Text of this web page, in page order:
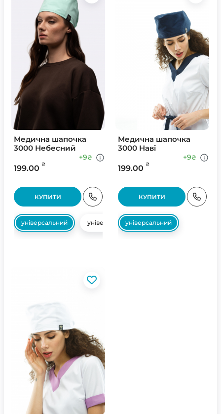
Медична шапочка
3000 Небесний
199.00 ₴
+9₴
КУПИТИ
універсальний універсальний
Медична шапочка
3000 Наві
199.00 ₴
+9₴
КУПИТИ
універсальний